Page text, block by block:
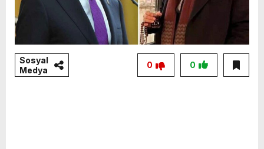
Sosyal
Medya
0
0